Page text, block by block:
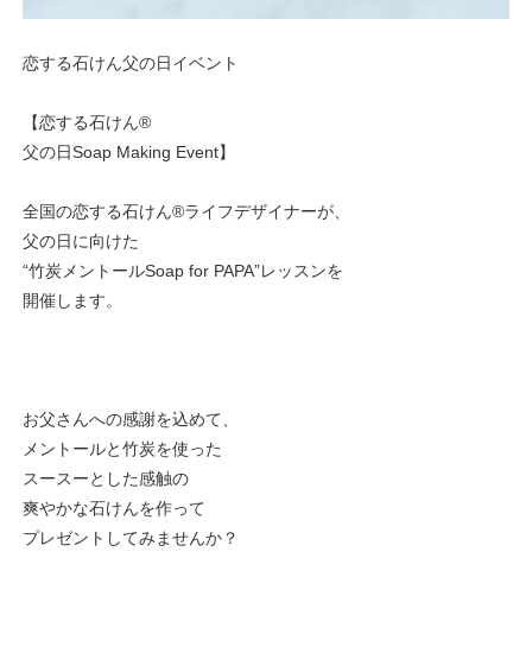
恋する石けん父の日イベント
【恋する石けん®
父の日Soap Making Event】
全国の恋する石けん®ライフデザイナーが、
父の日に向けた
“竹炭メントールSoap for PAPA”レッスンを
開催します。
お父さんへの感謝を込めて、
メントールと竹炭を使った
スースーとした感触の
爽やかな石けんを作って
プレゼントしてみませんか？